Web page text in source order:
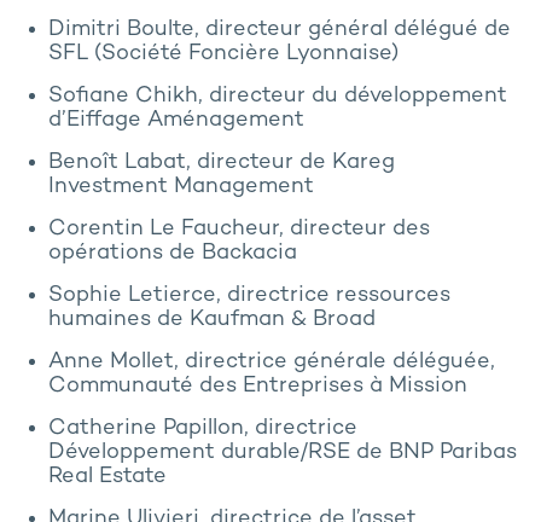
Dimitri Boulte, directeur général délégué de
SFL (Société Foncière Lyonnaise)
Sofiane Chikh, directeur du développement
d’Eiffage Aménagement
Benoît Labat, directeur de Kareg
Investment Management
Corentin Le Faucheur, directeur des
opérations de Backacia
Sophie Letierce, directrice ressources
humaines de Kaufman & Broad
Anne Mollet, directrice générale déléguée,
Communauté des Entreprises à Mission
Catherine Papillon, directrice
Développement durable/RSE de BNP Paribas
Real Estate